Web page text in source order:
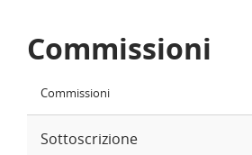
Commissioni
Commissioni
Sottoscrizione